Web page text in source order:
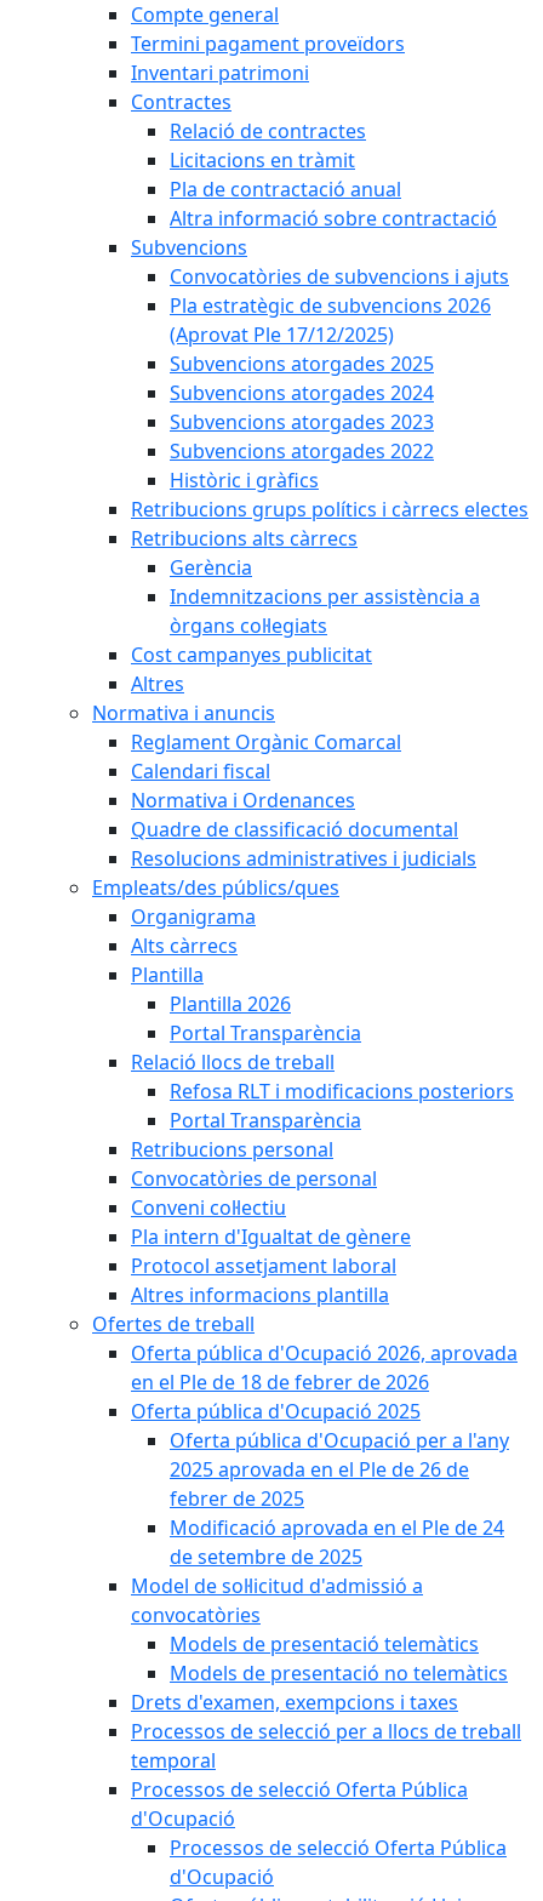
Compte general
Termini pagament proveïdors
Inventari patrimoni
Contractes
Relació de contractes
Licitacions en tràmit
Pla de contractació anual
Altra informació sobre contractació
Subvencions
Convocatòries de subvencions i ajuts
Pla estratègic de subvencions 2026
(Aprovat Ple 17/12/2025)
Subvencions atorgades 2025
Subvencions atorgades 2024
Subvencions atorgades 2023
Subvencions atorgades 2022
Històric i gràfics
Retribucions grups polítics i càrrecs electes
Retribucions alts càrrecs
Gerència
Indemnitzacions per assistència a
òrgans col·legiats
Cost campanyes publicitat
Altres
Normativa i anuncis
Reglament Orgànic Comarcal
Calendari fiscal
Normativa i Ordenances
Quadre de classificació documental
Resolucions administratives i judicials
Empleats/des públics/ques
Organigrama
Alts càrrecs
Plantilla
Plantilla 2026
Portal Transparència
Relació llocs de treball
Refosa RLT i modificacions posteriors
Portal Transparència
Retribucions personal
Convocatòries de personal
Conveni col·lectiu
Pla intern d'Igualtat de gènere
Protocol assetjament laboral
Altres informacions plantilla
Ofertes de treball
Oferta pública d'Ocupació 2026, aprovada
en el Ple de 18 de febrer de 2026
Oferta pública d'Ocupació 2025
Oferta pública d'Ocupació per a l'any
2025 aprovada en el Ple de 26 de
febrer de 2025
Modificació aprovada en el Ple de 24
de setembre de 2025
Model de sol·licitud d'admissió a
convocatòries
Models de presentació telemàtics
Models de presentació no telemàtics
Drets d'examen, exempcions i taxes
Processos de selecció per a llocs de treball
temporal
Processos de selecció Oferta Pública
d'Ocupació
Processos de selecció Oferta Pública
d'Ocupació